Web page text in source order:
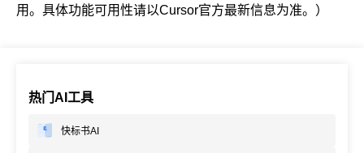
用。具体功能可用性请以Cursor官方最新信息为准。）
热门AI工具
快标书AI